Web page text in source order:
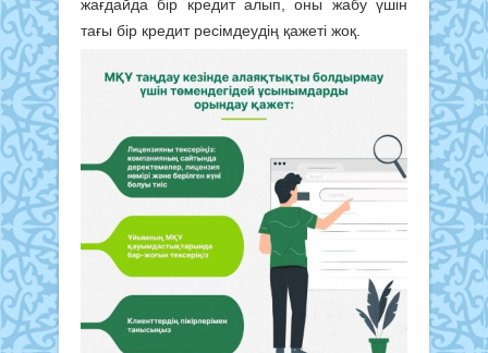
жағдайда бір кредит алып, оны жабу үшін
тағы бір кредит ресімдеудің қажеті жоқ.